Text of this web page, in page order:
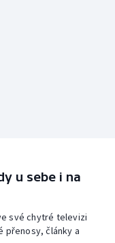
u sebe i na
své chytré televizi
přenosy, články a